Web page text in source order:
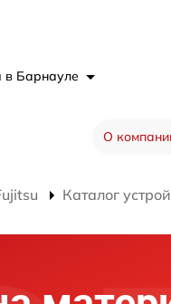
в Барнауле
О
Каталог